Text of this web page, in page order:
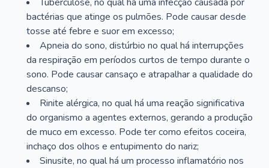
bactérias que atinge os pulmões. Pode causar desde
tosse até febre e suor em excesso;
Apneia do sono, distúrbio no qual há interrupções
da respiração em períodos curtos de tempo durante o
sono. Pode causar cansaço e atrapalhar a qualidade do
descanso;
Rinite alérgica, no qual há uma reação significativa
do organismo a agentes externos, gerando a produção
de muco em excesso. Pode ter como efeitos coceira,
inchaço dos olhos e entupimento do nariz;
Sinusite, no qual há um processo inflamatório nos